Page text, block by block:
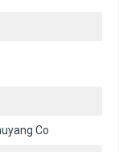
Co